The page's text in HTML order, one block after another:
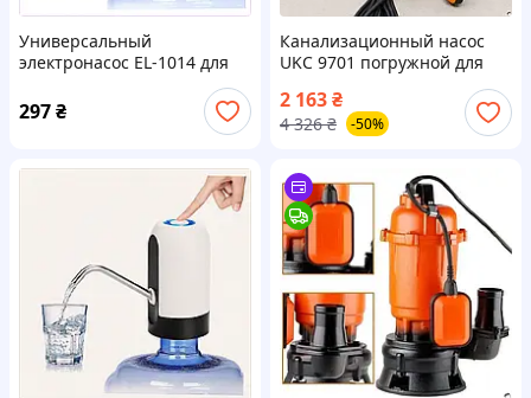
Универсальный
электронасос EL-1014 для
разливной воды B240T0274
297₴
Канализационный насос
UKC 9701 погружной для
откачки чистой и грязной
воды мощностью 2000 Вт
500 лмин
2 163₴
4 326 ₴ -50%